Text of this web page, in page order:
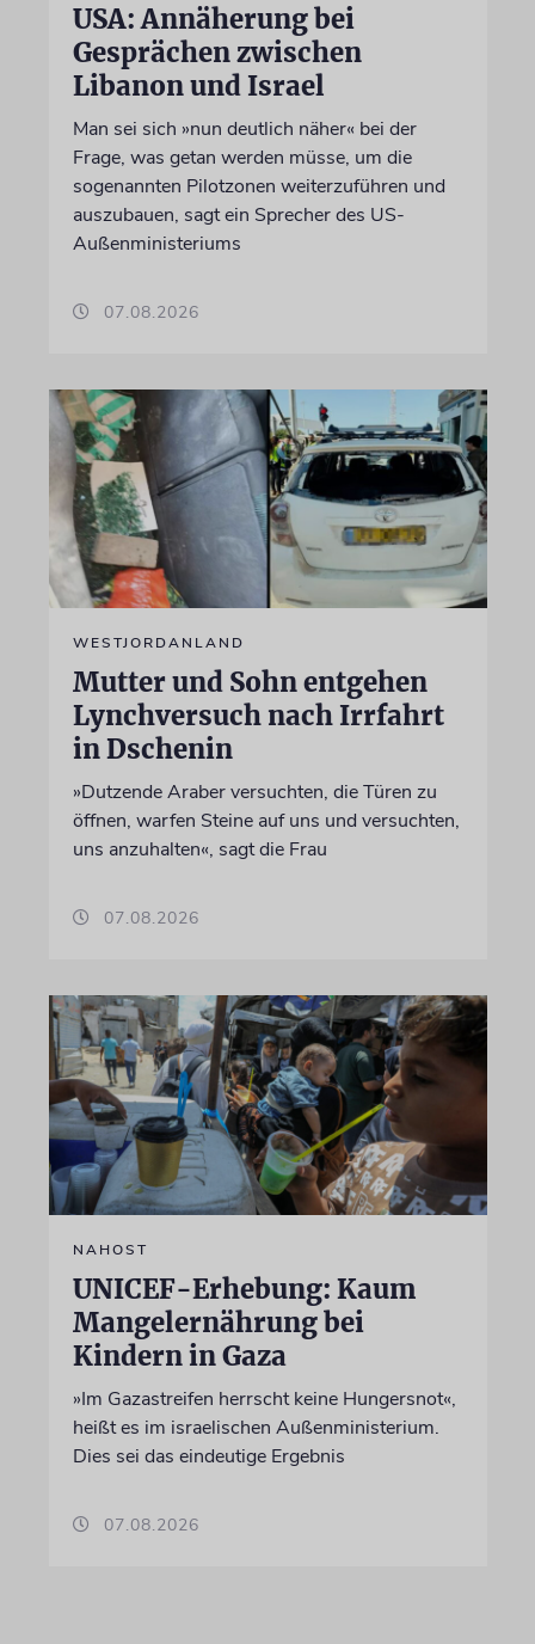
USA: Annäherung bei
Gesprächen zwischen
Libanon und Israel
Man sei sich »nun deutlich näher« bei der
Frage, was getan werden müsse, um die
sogenannten Pilotzonen weiterzuführen und
auszubauen, sagt ein Sprecher des US-
Außenministeriums
07.08.2026
WESTJORDANLAND
Mutter und Sohn entgehen
Lynchversuch nach Irrfahrt
in Dschenin
»Dutzende Araber versuchten, die Türen zu
öffnen, warfen Steine auf uns und versuchten,
uns anzuhalten«, sagt die Frau
07.08.2026
NAHOST
UNICEF-Erhebung: Kaum
Mangelernährung bei
Kindern in Gaza
»Im Gazastreifen herrscht keine Hungersnot«,
heißt es im israelischen Außenministerium.
Dies sei das eindeutige Ergebnis
07.08.2026